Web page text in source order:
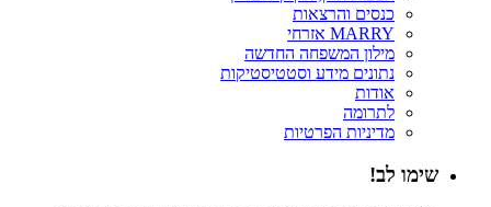
כנסים והרצאות
MARRY אזרחי
מילון המשפחה החדשה
נתונים מידע וסטטיסטיקות
אודות
לתרומה
מדיניות הפרטיות
שימו לב!